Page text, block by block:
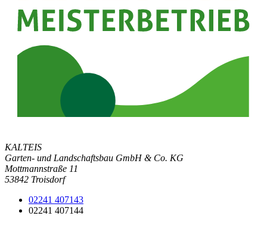
KALTEIS
Garten- und Landschaftsbau GmbH & Co. KG
Mottmannstraße 11
53842 Troisdorf
02241 407143
02241 407144